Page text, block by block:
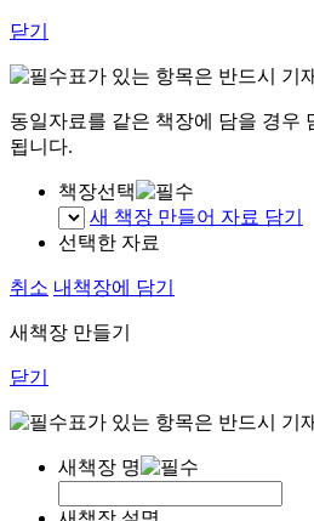
닫기
표가 있는 항목은 반드시 기
동일자료를 같은 책장에 담을 경우
됩니다.
책장선택
새 책장 만들어 자료 담기
선택한 자료
취소 내책장에 담기
새책장 만들기
닫기
표가 있는 항목은 반드시 기
새책장 명